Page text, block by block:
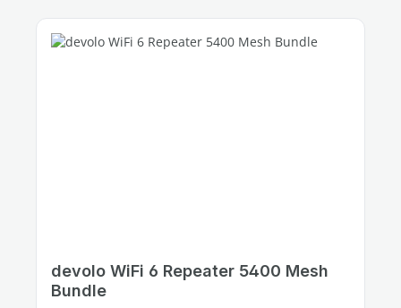
devolo WiFi 6 Repeater 5400 Mesh
Bundle